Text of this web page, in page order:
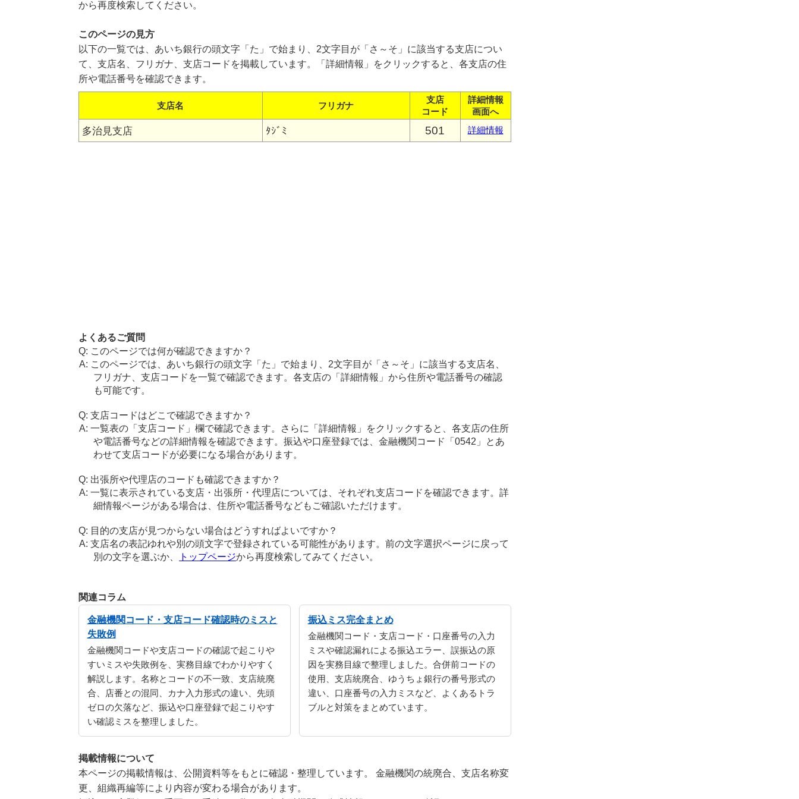
から再度検索してください。
このページの見方
以下の一覧では、あいち銀行の頭文字「た」で始まり、2文字目が「さ～そ」に該当する支店につい
て、支店名、フリガナ、支店コードを掲載しています。「詳細情報」をクリックすると、各支店の住
所や電話番号を確認できます。
支店名 フリガナ
支店
コード
詳細情報
画面へ
多治見支店 ﾀｼﾞﾐ 501 詳細情報
よくあるご質問
このページでは何が確認できますか？
このページでは、あいち銀行の頭文字「た」で始まり、2文字目が「さ～そ」に該当する支店名、
フリガナ、支店コードを一覧で確認できます。各支店の「詳細情報」から住所や電話番号の確認
も可能です。
支店コードはどこで確認できますか？
一覧表の「支店コード」欄で確認できます。さらに「詳細情報」をクリックすると、各支店の住所
や電話番号などの詳細情報を確認できます。振込や口座登録では、金融機関コード「0542」とあ
わせて支店コードが必要になる場合があります。
出張所や代理店のコードも確認できますか？
一覧に表示されている支店・出張所・代理店については、それぞれ支店コードを確認できます。詳
細情報ページがある場合は、住所や電話番号などもご確認いただけます。
目的の支店が見つからない場合はどうすればよいですか？
支店名の表記ゆれや別の頭文字で登録されている可能性があります。前の文字選択ページに戻って
別の文字を選ぶか、
トップページから再度検索してみてください。
関連コラム
金融機関コード・支店コード確認時のミスと
失敗例
金融機関コードや支店コードの確認で起こりや
すいミスや失敗例を、実務目線でわかりやすく
解説します。名称とコードの不一致、支店統廃
合、店番との混同、カナ入力形式の違い、先頭
ゼロの欠落など、振込や口座登録で起こりやす
い確認ミスを整理しました。
振込ミス完全まとめ
金融機関コード・支店コード・口座番号の入力
ミスや確認漏れによる振込エラー、誤振込の原
因を実務目線で整理しました。合併前コードの
使用、支店統廃合、ゆうちょ銀行の番号形式の
違い、口座番号の入力ミスなど、よくあるトラ
ブルと対策をまとめています。
掲載情報について
本ページの掲載情報は、公開資料等をもとに確認・整理しています。 金融機関の統廃合、支店名称変
更、組織再編等により内容が変わる場合があります。